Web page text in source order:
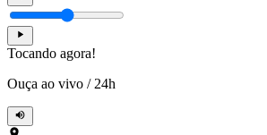
Tocando agora!
Ouça ao vivo / 24h